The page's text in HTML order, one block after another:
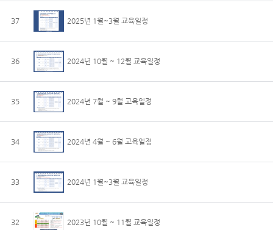
37 2025년 1월~3월 교육일정
36 2024년 10월 ~ 12월 교육일정
35 2024년 7월 ~ 9월 교육일정
34 2024년 4월 ~ 6월 교육일정
33 2024년 1월~3월 교육일정
32 2023년 10월 ~ 11월 교육일정